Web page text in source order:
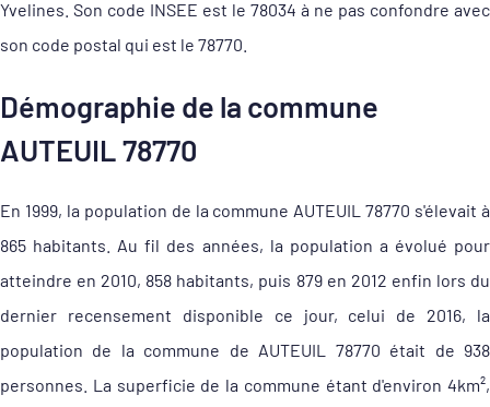
Yvelines. Son code INSEE est le 78034 à ne pas confondre avec
son code postal qui est le 78770.
Démographie de la commune
AUTEUIL 78770
En 1999, la population de la commune AUTEUIL 78770 s'élevait à
865 habitants. Au fil des années, la population a évolué pour
atteindre en 2010, 858 habitants, puis 879 en 2012 enfin lors du
dernier recensement disponible ce jour, celui de 2016, la
population de la commune de AUTEUIL 78770 était de 938
personnes. La superficie de la commune étant d'environ 4km²,